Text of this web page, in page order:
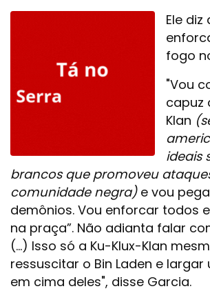
Ele diz
fogo
"Vou
capuz
Klan
ideais
brancos que promoveu
comunidade negra)e vou
demônios. Vou enforcar todos
na praça”. Não adianta falar
(...) Isso só a Ku-Klux-Klan
ressuscitar o Bin Laden e
em cima deles", disse Garcia.